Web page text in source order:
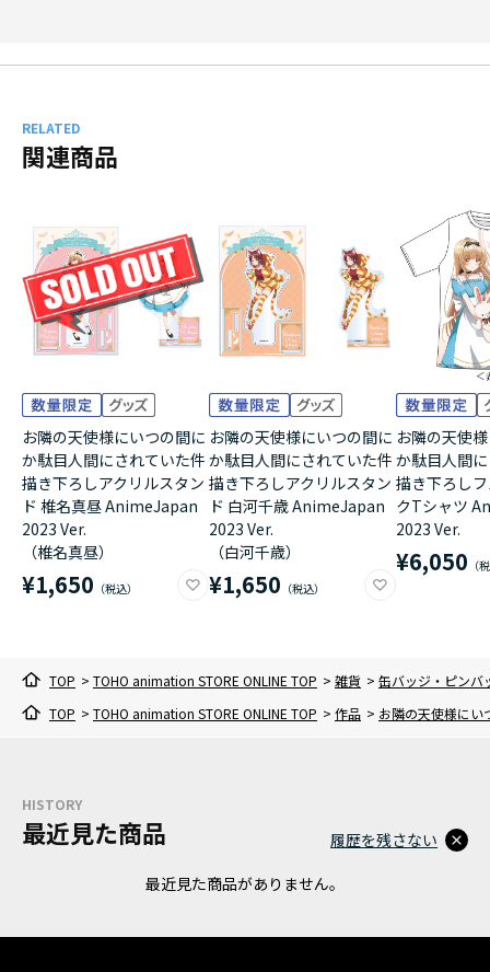
RELATED
関連商品
お隣の天使様にいつの間に
か駄目人間にされていた件
描き下ろしアクリルスタン
ド 椎名真昼 AnimeJapan
2023 Ver.
（椎名真昼）
¥1,650
お隣の天使様にいつの間に
か駄目人間にされていた件
描き下ろしアクリルスタン
ド 白河千歳 AnimeJapan
2023 Ver.
（白河千歳）
¥1,650
お隣の天使
か駄目人間
描き下ろし
クTシャツ
2023 Ver.
¥6,050
TOP > TOHO animation STORE ONLINE TOP > 雑貨 > 缶バッジ・ピンバ
TOP > TOHO animation STORE ONLINE TOP > 作品 > お隣の天使様にい
HISTORY
最近見た商品
最近見た商品がありません。
履歴を残さない